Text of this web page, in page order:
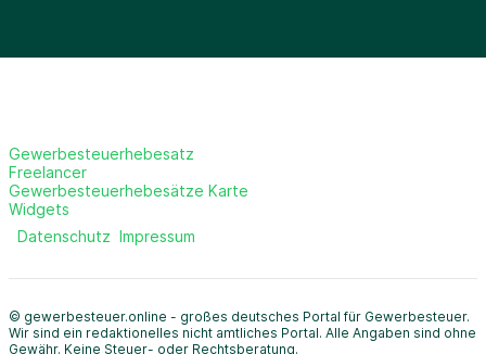
Gewerbesteuerhebesatz
Freelancer
Gewerbesteuerhebesätze Karte
Widgets
Datenschutz Impressum
© gewerbesteuer.online - großes deutsches Portal für Gewerbesteuer.
Wir sind ein redaktionelles nicht amtliches Portal. Alle Angaben sind ohne
Gewähr. Keine Steuer- oder Rechtsberatung.